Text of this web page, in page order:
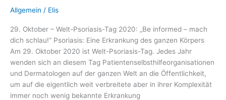
Allgemein / Elis
29. Oktober – Welt-Psoriasis-Tag 2020: „Be informed – mach
dich schlau!“ Psoriasis: Eine Erkrankung des ganzen Körpers
Am 29. Oktober 2020 ist Welt-Psoriasis-Tag. Jedes Jahr
wenden sich an diesem Tag Patientenselbsthilfeorganisationen
und Dermatologen auf der ganzen Welt an die Öffentlichkeit,
um auf die eigentlich weit verbreitete aber in ihrer Komplexität
immer noch wenig bekannte Erkrankung